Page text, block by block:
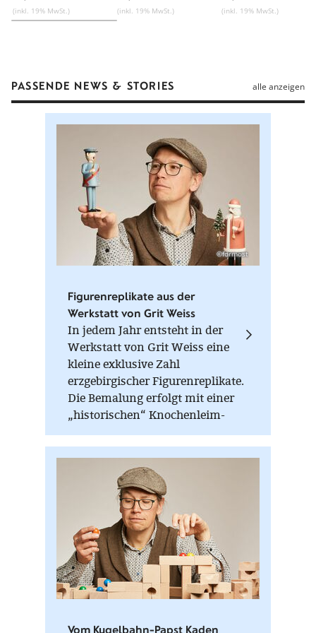
(inkl. 19% MwSt.) (inkl. 19% MwSt.) (inkl. 19% MwSt.)
PASSENDE NEWS & STORIES alle anzeigen
©formost
Figurenreplikate aus der
Werkstatt von Grit Weiss
In jedem Jahr entsteht in der
Werkstatt von Grit Weiss eine
kleine exklusive Zahl
erzgebirgischer Figurenreplikate.
Die Bemalung erfolgt mit einer
„historischen“ Knochenleim-
Kreide-Farbe, die nur im warmen
Zustand (Wasserbad) verarbeitet
werden kann. Auf der Unterseite
jeder Figur sind die
Einzelstücknummer, die
Auflagenhöhe und das
Herstellungsjahr vermerkt.
Vom Kugelbahn-Papst Kaden